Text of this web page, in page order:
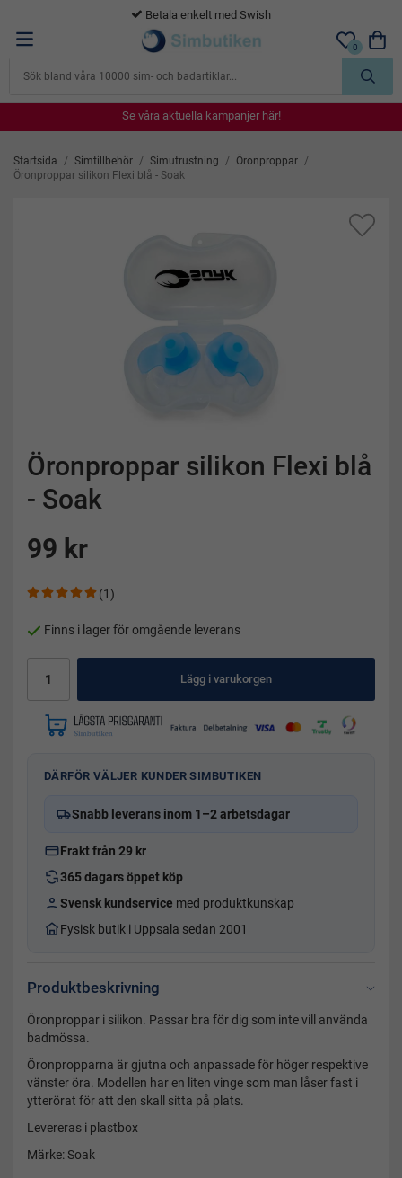
365 dagars öppet köp
0
Se våra aktuella kampanjer här!
Se våra aktuella kampanjer här!
Se våra aktuella kampanjer här!
Se våra aktuella kampanjer här!
Startsida / Simtillbehör / Simutrustning / Öronproppar /
Öronproppar silikon Flexi blå - Soak
Öronproppar silikon Flexi blå
- Soak
99 kr
(1)
Finns i lager för omgående leverans
Lägg i varukorgen
DÄRFÖR VÄLJER KUNDER SIMBUTIKEN
Snabb leverans inom 1–2 arbetsdagar
Frakt från 29 kr
365 dagars öppet köp
Svensk kundservice med produktkunskap
Fysisk butik i Uppsala sedan 2001
Produktbeskrivning
Öronproppar i silikon. Passar bra för dig som inte vill använda
badmössa.
Öronpropparna är gjutna och anpassade för höger respektive
vänster öra. Modellen har en liten vinge som man låser fast i
ytterörat för att den skall sitta på plats.
Levereras i plastbox
Märke: Soak